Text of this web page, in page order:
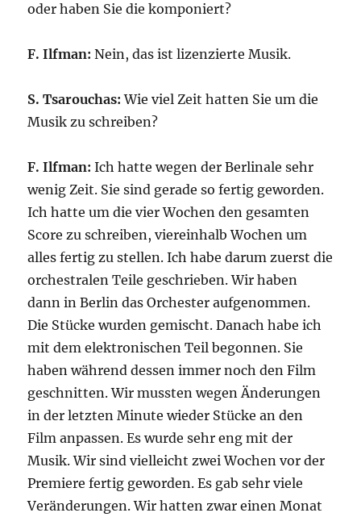
oder haben Sie die komponiert?
F. Ilfman: Nein, das ist lizenzierte Musik.
S. Tsarouchas: Wie viel Zeit hatten Sie um die
Musik zu schreiben?
F. Ilfman: Ich hatte wegen der Berlinale sehr
wenig Zeit. Sie sind gerade so fertig geworden.
Ich hatte um die vier Wochen den gesamten
Score zu schreiben, viereinhalb Wochen um
alles fertig zu stellen. Ich habe darum zuerst die
orchestralen Teile geschrieben. Wir haben
dann in Berlin das Orchester aufgenommen.
Die Stücke wurden gemischt. Danach habe ich
mit dem elektronischen Teil begonnen. Sie
haben während dessen immer noch den Film
geschnitten. Wir mussten wegen Änderungen
in der letzten Minute wieder Stücke an den
Film anpassen. Es wurde sehr eng mit der
Musik. Wir sind vielleicht zwei Wochen vor der
Premiere fertig geworden. Es gab sehr viele
Veränderungen. Wir hatten zwar einen Monat